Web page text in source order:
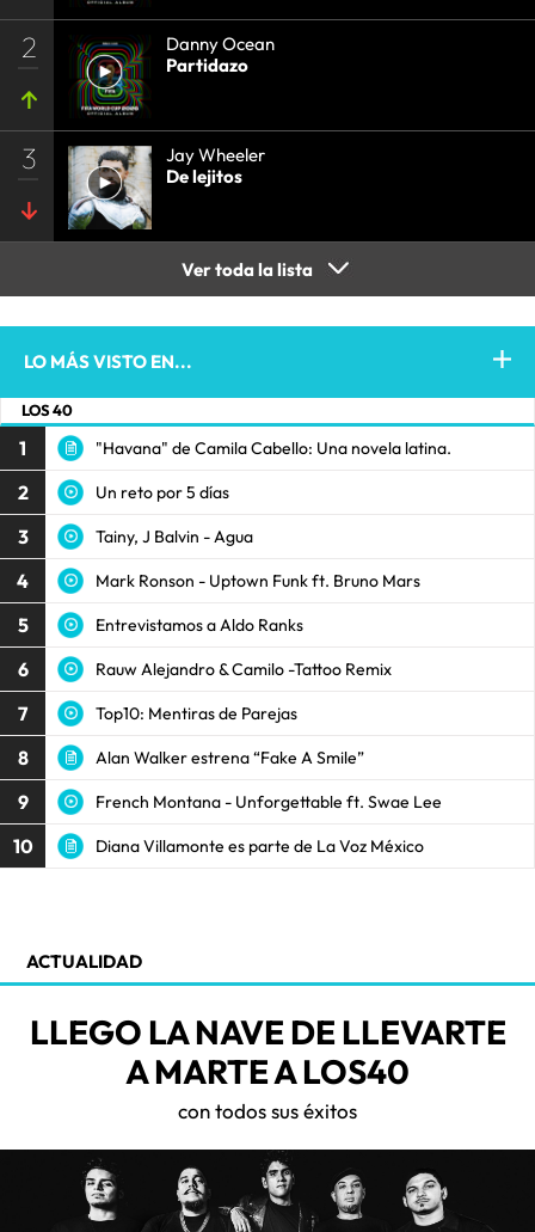
2
Danny Ocean
Partidazo
3
Jay Wheeler
De lejitos
Ver toda la lista
LO MÁS VISTO EN...
LOS 40
1 "Havana" de Camila Cabello: Una novela latina.
2 Un reto por 5 días
3 Tainy, J Balvin - Agua
4 Mark Ronson - Uptown Funk ft. Bruno Mars
5 Entrevistamos a Aldo Ranks
6 Rauw Alejandro & Camilo -Tattoo Remix
7 Top10: Mentiras de Parejas
8 Alan Walker estrena “Fake A Smile”
9 French Montana - Unforgettable ft. Swae Lee
10 Diana Villamonte es parte de La Voz México
ACTUALIDAD
LLEGO LA NAVE DE LLEVARTE
A MARTE A LOS40
con todos sus éxitos